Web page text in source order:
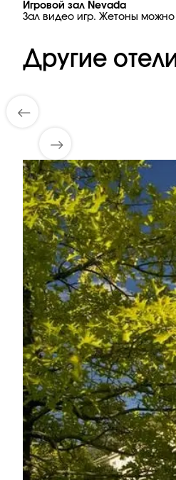
Игровой зал Nevada
Зал видео игр. Жетоны
Другие